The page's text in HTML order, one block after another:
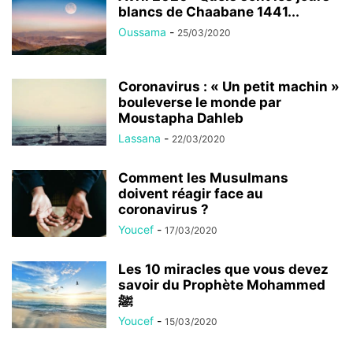
blancs de Chaabane 1441...
Oussama - 25/03/2020
Coronavirus : « Un petit machin »
bouleverse le monde par
Moustapha Dahleb
Lassana - 22/03/2020
Comment les Musulmans
doivent réagir face au
coronavirus ?
Youcef - 17/03/2020
Les 10 miracles que vous devez
savoir du Prophète Mohammed
ﷺ
Youcef - 15/03/2020